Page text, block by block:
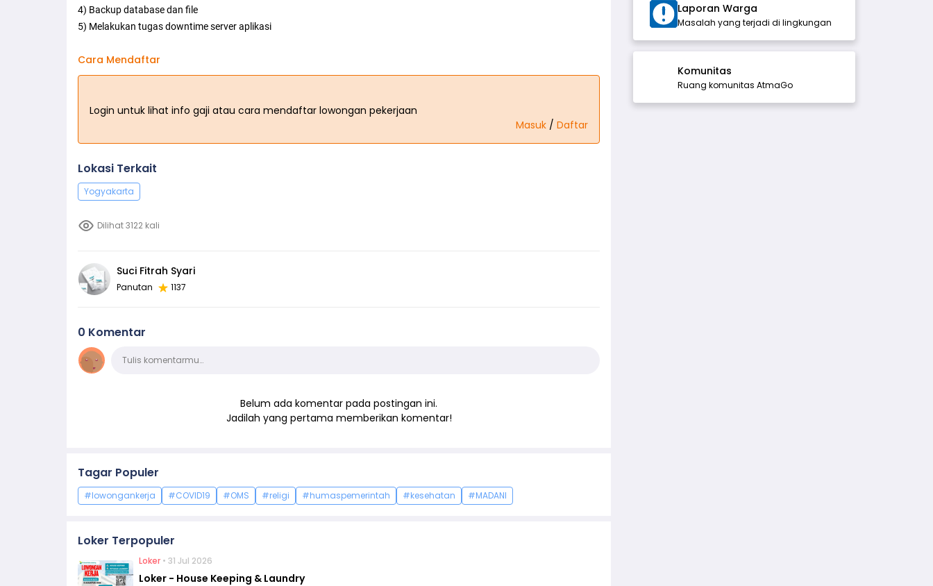
4) Backup database dan file
5) Melakukan tugas downtime server aplikasi
Cara Mendaftar
Login untuk lihat info gaji atau cara mendaftar lowongan pekerjaan
Masuk / Daftar
Lokasi Terkait
Yogyakarta
Dilihat 3122 kali
Suci Fitrah Syari
Panutan 1137
0 Komentar
KomentarTulis komentarmu…
Belum ada komentar pada postingan ini.
Jadilah yang pertama memberikan komentar!
Tagar Populer
#lowongankerja #COVID19 #OMS #religi #humaspemerintah #kesehatan #MADANI
Loker Terpopuler
Loker • 31 Jul 2026
Loker - House Keeping & Laundry
Laporan Warga
Masalah yang terjadi di lingkungan
Komunitas
Ruang komunitas AtmaGo